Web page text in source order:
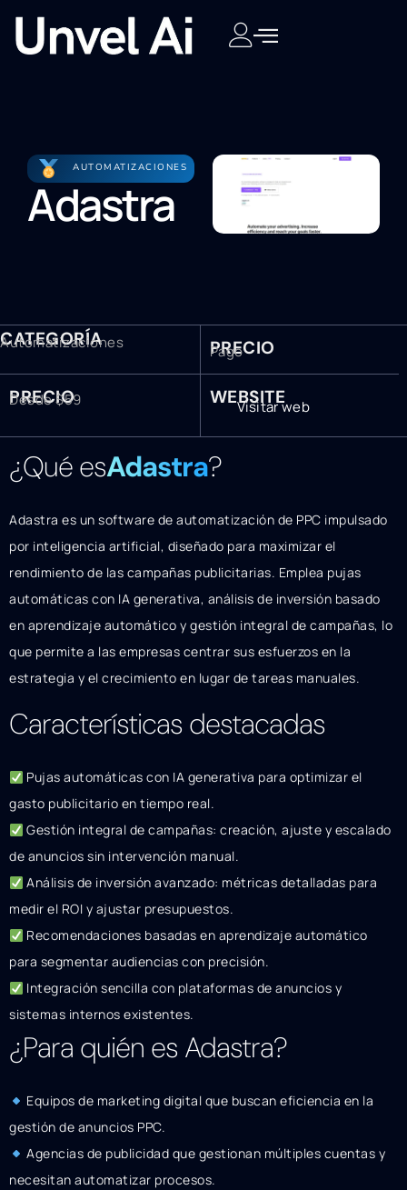
AUTOMATIZACIONES
Adastra
CATEGORÍA
Automatizaciones PRECIO
Pago
PRECIO
Desde $59 WEBSITE
Visitar web
¿Qué esAdastra?
Adastra es un software de automatización de PPC impulsado
por inteligencia artificial, diseñado para maximizar el
rendimiento de las campañas publicitarias. Emplea pujas
automáticas con IA generativa, análisis de inversión basado
en aprendizaje automático y gestión integral de campañas, lo
que permite a las empresas centrar sus esfuerzos en la
estrategia y el crecimiento en lugar de tareas manuales.
Características destacadas
Pujas automáticas con IA generativa para optimizar el
gasto publicitario en tiempo real.
Gestión integral de campañas: creación, ajuste y escalado
de anuncios sin intervención manual.
Análisis de inversión avanzado: métricas detalladas para
medir el ROI y ajustar presupuestos.
Recomendaciones basadas en aprendizaje automático
para segmentar audiencias con precisión.
Integración sencilla con plataformas de anuncios y
sistemas internos existentes.
¿Para quién es Adastra?
Equipos de marketing digital que buscan eficiencia en la
gestión de anuncios PPC.
Agencias de publicidad que gestionan múltiples cuentas y
necesitan automatizar procesos.